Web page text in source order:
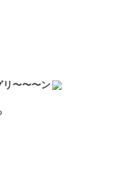
リ〜〜〜ン